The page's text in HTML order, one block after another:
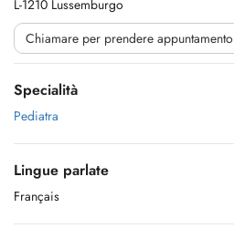
L-1210 Lussemburgo
Chiamare per prendere appuntamento
Specialità
Pediatra
Lingue parlate
Français